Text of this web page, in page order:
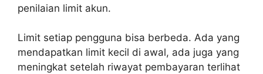
penilaian limit akun.
Limit setiap pengguna bisa berbeda. Ada yang
mendapatkan limit kecil di awal, ada juga yang
meningkat setelah riwayat pembayaran terlihat